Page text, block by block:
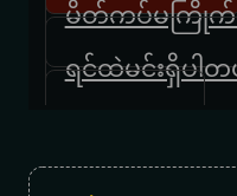
မိတ်ကပ်မကြိုက်သ
ရင်ထဲမင်းရှိပါ
သောကလက်စွပ်